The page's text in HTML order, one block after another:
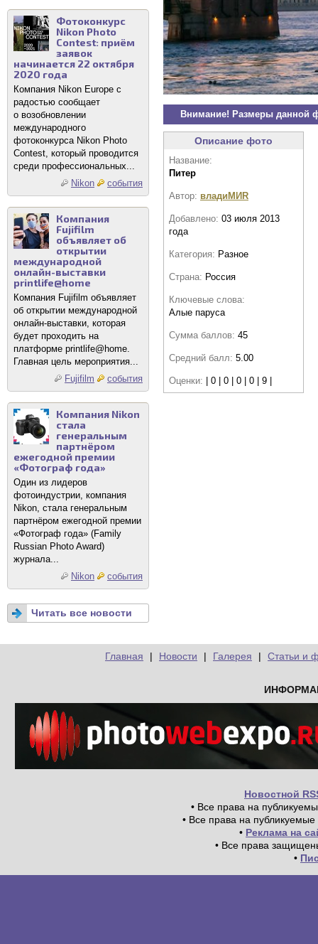
Фотоконкурс
Nikon Photo
Contest: приём
заявок
начинается 22 октября
2020 года
Компания Nikon Europe с
радостью сообщает
о возобновлении
международного
фотоконкурса Nikon Photo
Contest, который проводится
среди профессиональных...
Nikon
события
Компания
Fujifilm
объявляет об
открытии
международной
онлайн-выставки
printlife@home
Компания Fujifilm объявляет
об открытии международной
онлайн-выставки, которая
будет проходить на
платформе printlife@home.
Главная цель мероприятия...
Fujifilm
события
Компания Nikon
стала
генеральным
партнёром
ежегодной премии
«Фотограф года»
Один из лидеров
фотоиндустрии, компания
Nikon, стала генеральным
партнёром ежегодной премии
«Фотограф года» (Family
Russian Photo Award)
журнала...
Nikon
события
Читать все новости
Внимание! Размеры данной
Описание фото
Название:
Питер
Автор: владиМИR
Добавлено: 03 июля 2013
года
Категория: Разное
Страна: Россия
Ключевые слова:
Алые паруса
Сумма баллов: 45
Средний балл: 5.00
Оценки: | 0 | 0 | 0 | 0 | 9 |
Главная | Новости | Галерея | Статьи и
Новостной
• Все права на
• Все права на
• Реклама на
• Все права
•